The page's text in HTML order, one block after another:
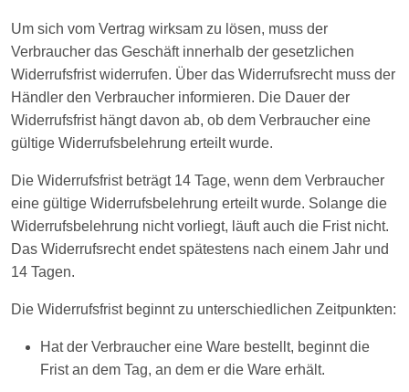
Um sich vom Vertrag wirksam zu lösen, muss der
Verbraucher das Geschäft innerhalb der gesetzlichen
Widerrufsfrist widerrufen. Über das Widerrufsrecht muss der
Händler den Verbraucher informieren. Die Dauer der
Widerrufsfrist hängt davon ab, ob dem Verbraucher eine
gültige Widerrufsbelehrung erteilt wurde.
Die Widerrufsfrist beträgt 14 Tage, wenn dem Verbraucher
eine gültige Widerrufsbelehrung erteilt wurde. Solange die
Widerrufsbelehrung nicht vorliegt, läuft auch die Frist nicht.
Das Widerrufsrecht endet spätestens nach einem Jahr und
14 Tagen.
Die Widerrufsfrist beginnt zu unterschiedlichen Zeitpunkten:
Hat der Verbraucher eine Ware bestellt, beginnt die
Frist an dem Tag, an dem er die Ware erhält.